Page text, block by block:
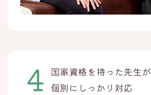
国家資格を持った先生が
個別にしっかり対応